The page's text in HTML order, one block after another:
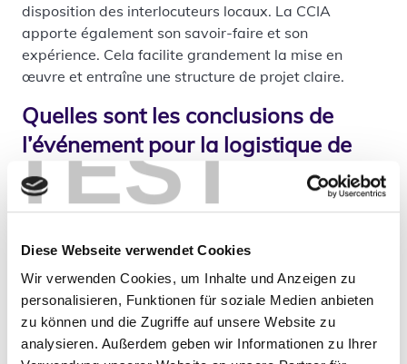
TEST
Diese Webseite verwendet Cookies
Wir verwenden Cookies, um Inhalte und Anzeigen zu
personalisieren, Funktionen für soziale Medien anbieten
zu können und die Zugriffe auf unsere Website zu
analysieren. Außerdem geben wir Informationen zu Ihrer
disposition des interlocuteurs locaux. La CCIA
apporte également son savoir-faire et son
expérience. Cela facilite grandement la mise en
œuvre et entraîne une structure de projet claire.
Quelles sont les conclusions de
l’événement pour la logistique de
production ?
L’événement a montré l’intérêt considérable pour
énorme potentiel pour une logistique de production
moderne. Cependant, d’autres règles, processus et
exigences s’appliquent par rapport à l’Allemagne.
Le soutien de la CCIA s’est révélé précieux pour
moviniti. Il a facilité l’accès aux réseaux locaux et à